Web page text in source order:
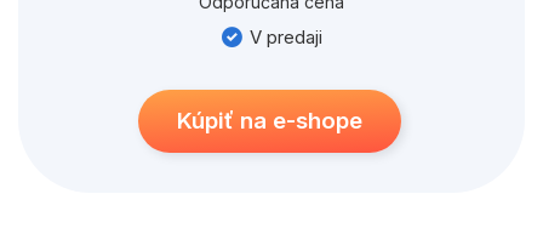
pomocných koliesok.
V predaji
Kúpiť na e-shope